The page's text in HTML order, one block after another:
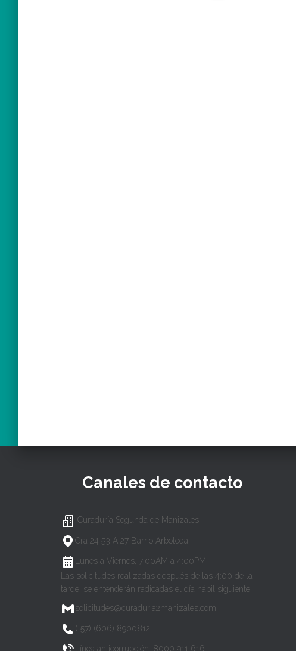
Canales de contacto
Curaduría Segunda de Manizales
Cra 24 53 A 27 Barrio Arboleda
Lunes a Viernes, 7:00AM a 4:00PM
Las solicitudes realizadas después de las 4:00 de la
tarde, se entenderán radicadas el día hábil siguiente.
solicitudes@curaduria2manizales.com
(+57) (606) 8900812
Línea anticorrupción: 8000 911 616